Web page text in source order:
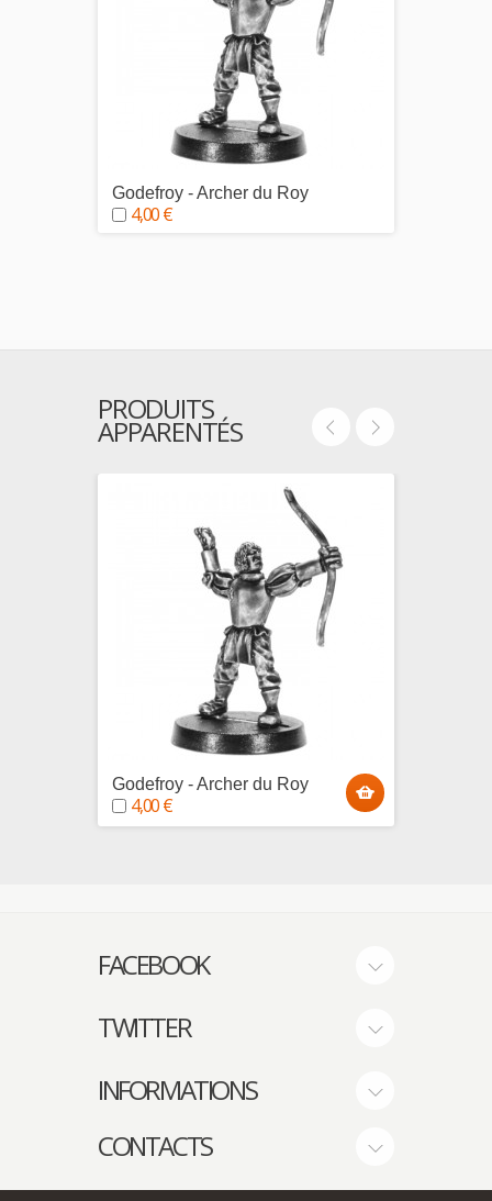
Godefroy - Archer du Roy
4,00 €
PRODUITS
APPARENTÉS
Godefroy - Archer du Roy
4,00 €
FACEBOOK
TWITTER
INFORMATIONS
CONTACTS